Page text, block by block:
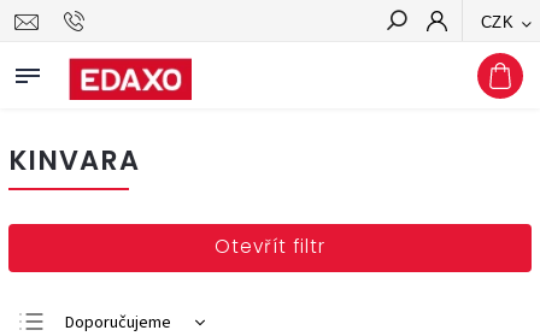
CZK
Hledat
KINVARA
Otevřít filtr
Doporučujeme